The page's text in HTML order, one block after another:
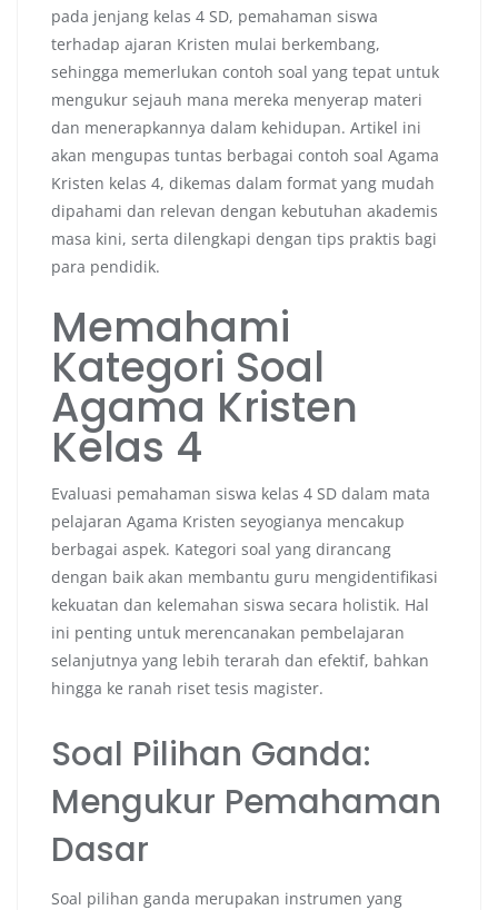
pada jenjang kelas 4 SD, pemahaman siswa
terhadap ajaran Kristen mulai berkembang,
sehingga memerlukan contoh soal yang tepat untuk
mengukur sejauh mana mereka menyerap materi
dan menerapkannya dalam kehidupan. Artikel ini
akan mengupas tuntas berbagai contoh soal Agama
Kristen kelas 4, dikemas dalam format yang mudah
dipahami dan relevan dengan kebutuhan akademis
masa kini, serta dilengkapi dengan tips praktis bagi
para pendidik.
Memahami
Kategori Soal
Agama Kristen
Kelas 4
Evaluasi pemahaman siswa kelas 4 SD dalam mata
pelajaran Agama Kristen seyogianya mencakup
berbagai aspek. Kategori soal yang dirancang
dengan baik akan membantu guru mengidentifikasi
kekuatan dan kelemahan siswa secara holistik. Hal
ini penting untuk merencanakan pembelajaran
selanjutnya yang lebih terarah dan efektif, bahkan
hingga ke ranah riset tesis magister.
Soal Pilihan Ganda:
Mengukur Pemahaman
Dasar
Soal pilihan ganda merupakan instrumen yang